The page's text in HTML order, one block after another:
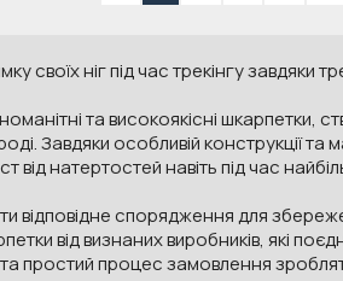
своїх ніг під час трекінгу завдяки
та високоякісні шкарпетки,
Завдяки особливій конструкції
від натертостей навіть під час
відповідне спорядження для
від визнаних виробників, які
простий процес замовлення